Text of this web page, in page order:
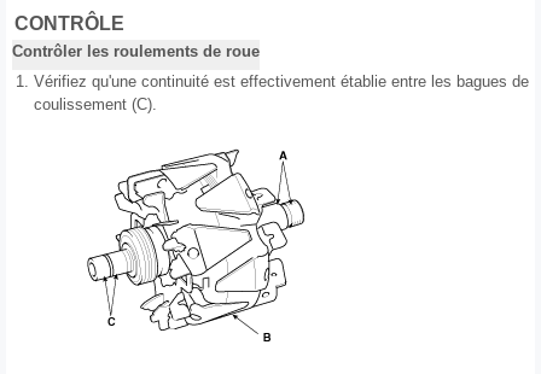
CONTRÔLE
Contrôler les roulements de roue
1. Vérifiez qu'une continuité est effectivement établie entre les bagues de
coulissement (C).